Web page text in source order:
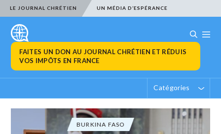
LE JOURNAL CHRÉTIEN UN MÉDIA D’ESPÉRANCE
FAITES UN DON AU JOURNAL CHRÉTIEN ET RÉDUIS
VOS IMPÔTS EN FRANCE
Catégories
BURKINA FASO